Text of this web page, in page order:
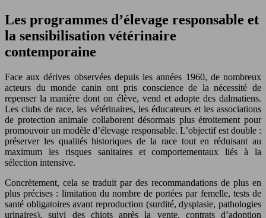
Les programmes d’élevage responsable et
la sensibilisation vétérinaire
contemporaine
Face aux dérives observées depuis les années 1960, de nombreux
acteurs du monde canin ont pris conscience de la nécessité de
repenser la manière dont on élève, vend et adopte des dalmatiens.
Les clubs de race, les vétérinaires, les éducateurs et les associations
de protection animale collaborent désormais plus étroitement pour
promouvoir un modèle d’élevage responsable. L’objectif est double :
préserver les qualités historiques de la race tout en réduisant au
maximum les risques sanitaires et comportementaux liés à la
sélection intensive.
Concrètement, cela se traduit par des recommandations de plus en
plus précises : limitation du nombre de portées par femelle, tests de
santé obligatoires avant reproduction (surdité, dysplasie, pathologies
urinaires), suivi des chiots après la vente, contrats d’adoption